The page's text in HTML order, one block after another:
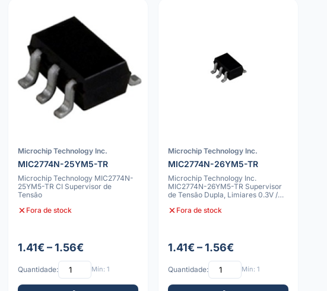
Microchip Technology Inc.
MIC2774N-25YM5-TR
Microchip Technology MIC2774N-
25YM5-TR CI Supervisor de
Tensão
Fora de stock
1.41€ – 1.56€
Quantidade: Mín: 1
Microchip Technology Inc.
MIC2774N-26YM5-TR
Microchip Technology Inc.
MIC2774N-26YM5-TR Supervisor
de Tensão Dupla, Limiares 0.3V /
Fora de stock
1.41€ – 1.56€
Quantidade: Mín: 1